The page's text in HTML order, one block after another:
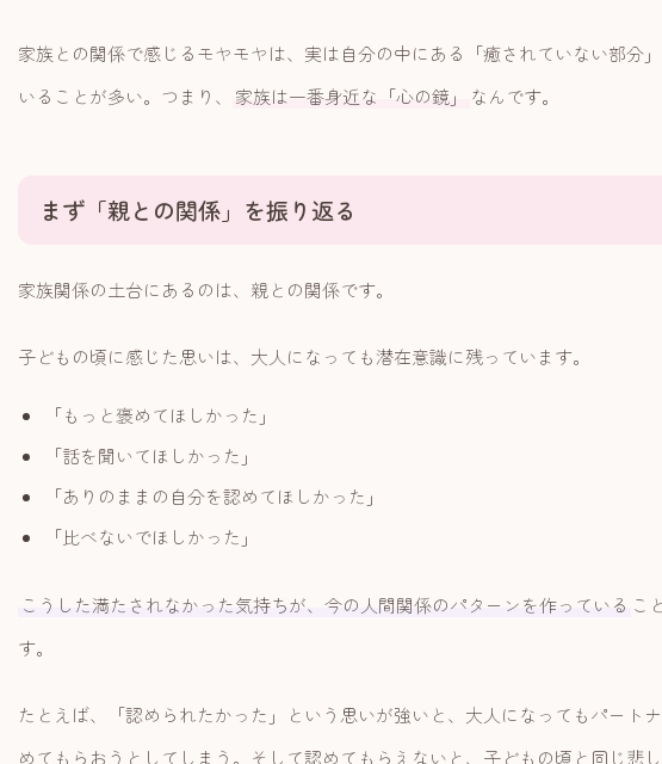
家族との関係で感じるモヤモヤは、実は自分の中にある「癒されていない部分
いることが多い。つまり、
家族は一番身近な「心の鏡」 なんです。
まず「親との関係」を振り返る
家族関係の土台にあるのは、親との関係です。
子どもの頃に感じた思いは、大人になっても潜在意識に残っています。
「もっと褒めてほしかった」
「話を聞いてほしかった」
「ありのままの自分を認めてほしかった」
「比べないでほしかった」
こうした満たされなかった気持ちが、今の人間関係のパターンを作っている こ
す。
たとえば、「認められたかった」という思いが強いと、大人になってもパート
めてもらおうとしてしまう。そして認めてもらえないと、子どもの頃と同じ悲し